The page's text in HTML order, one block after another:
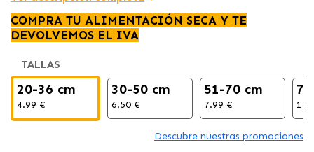
COMPRA TU ALIMENTACIÓN SECA Y TE
DEVOLVEMOS EL IVA
TALLAS
20-36 cm
4.99 €
30-50 cm
6.50 €
51-70 cm
7.99 €
Descubre nuestras promociones